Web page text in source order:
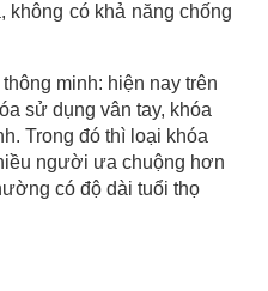
không có khả năng chống
minh: hiện nay trên
sử dụng vân tay, khóa
Trong đó thì loại khóa
người ưa chuộng hơn
có độ dài tuổi thọ